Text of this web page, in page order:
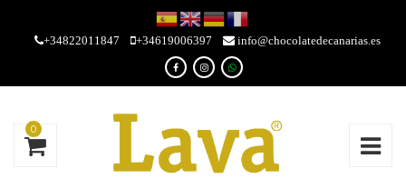
+34822011847 +34619006397 info@chocolatedecanarias.es
0